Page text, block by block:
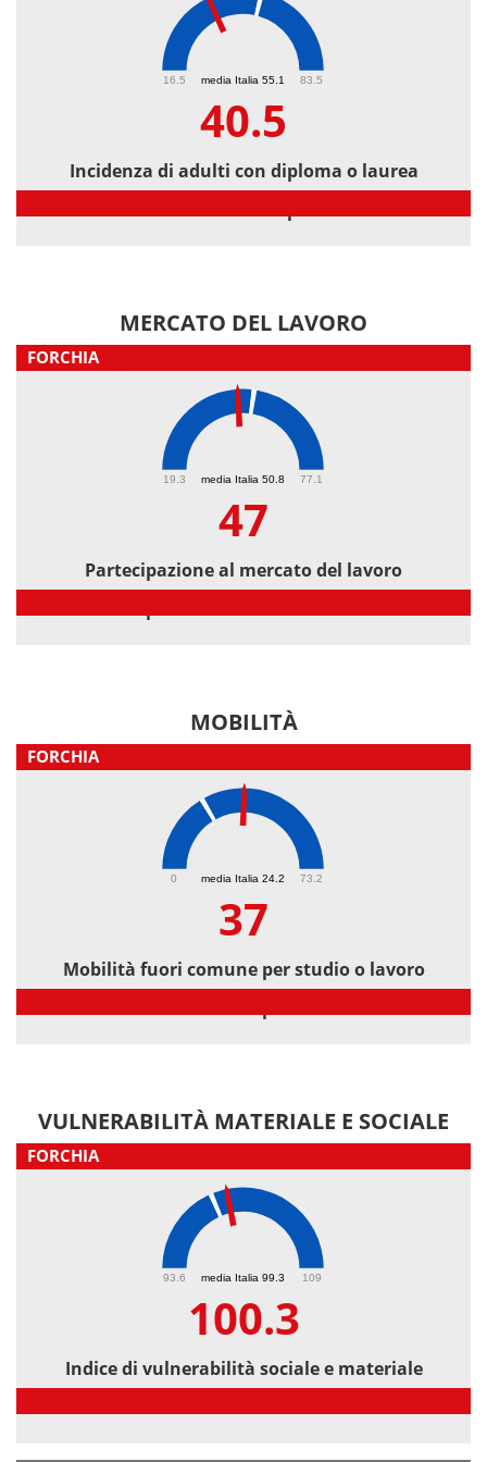
media Italia 55.1
16.5 83.5
40.5
Incidenza di adulti con diploma o laurea
MERCATO DEL LAVORO
FORCHIA
media Italia 50.8
19.3 77.1
47
Partecipazione al mercato del lavoro
MOBILITÀ
FORCHIA
media Italia 24.2
0 73.2
37
Mobilità fuori comune per studio o lavoro
VULNERABILITÀ MATERIALE E SOCIALE
FORCHIA
media Italia 99.3
93.6 109
100.3
Indice di vulnerabilità sociale e materiale